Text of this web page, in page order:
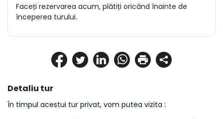
Detaliu tur
În timpul acestui tur privat, vom putea vizita :
Faceți rezervarea acum, plătiți oricând înainte de
începerea turului.